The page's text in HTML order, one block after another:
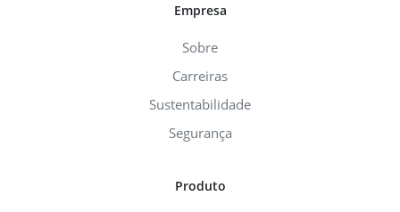
Empresa
Sobre
Carreiras
Sustentabilidade
Segurança
Produto